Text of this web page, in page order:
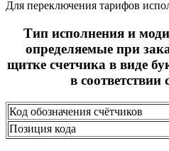
Для переключения тарифов
Тип исполнения и
определяемые при
щитке счетчика в виде
в соответствии
Код обозначения счётчиков
Позиция кода